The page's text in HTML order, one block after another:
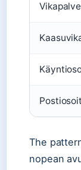
The
nopean